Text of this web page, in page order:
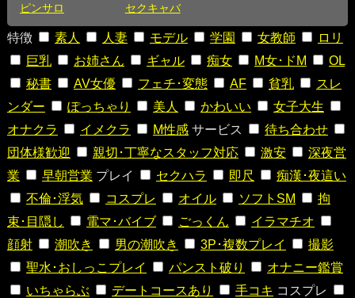
ピンサロ
セクキャバ
特徴 素人 人妻 モデル 学園 女教師
ロリ
巨乳
お姉さん ギャル 痴女 M女･ドM
OL
秘書
AV女優 フェチ･変態 AF 貧乳
スレ
ンダー
ぽっちゃり 美人 かわいい
女子大生
オナクラ
イメクラ M性感 サービス
待ち合わせ
団体様歓迎
親切･丁寧なスタッフ対応 激安
深夜営
業
早朝営業 プレイ セクハラ 即尺
痴漢･夜這い
不倫･浮気
コスプレ オイル ソフトSM
拘
束･目隠し
電マ･バイブ ごっくん
イラマチオ
顔射
潮吹き 男の潮吹き 3P･複数プレイ
撮影
聖水･おしっこプレイ
パンスト破り
オナニー鑑賞
いちゃらぶ
デートコースあり 手コキ コスプレ